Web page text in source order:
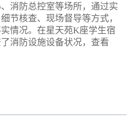
消防总控室等场所，通过实
节核查、现场督导等方式，
情况。在星天苑K座学生宿
消防设施设备状况，查看